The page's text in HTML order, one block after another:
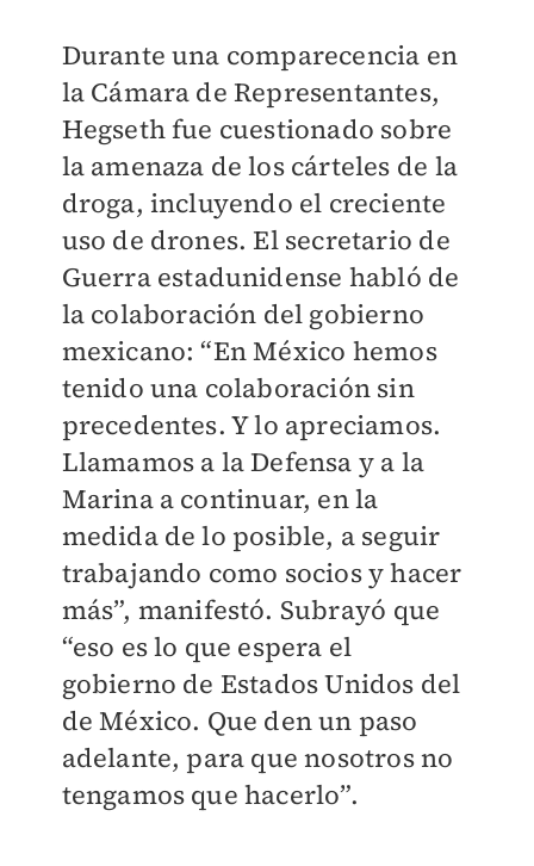
Durante una comparecencia en
la Cámara de Representantes,
Hegseth fue cuestionado sobre
la amenaza de los cárteles de la
droga, incluyendo el creciente
uso de drones. El secretario de
Guerra estadunidense habló de
la colaboración del gobierno
mexicano: “En México hemos
tenido una colaboración sin
precedentes. Y lo apreciamos.
Llamamos a la Defensa y a la
Marina a continuar, en la
medida de lo posible, a seguir
trabajando como socios y hacer
más”, manifestó. Subrayó que
“eso es lo que espera el
gobierno de Estados Unidos del
de México. Que den un paso
adelante, para que nosotros no
tengamos que hacerlo”.